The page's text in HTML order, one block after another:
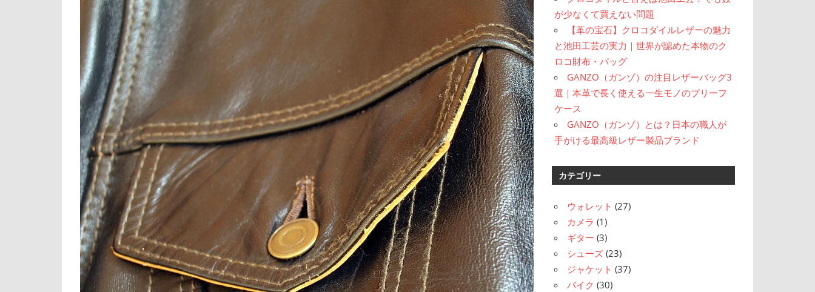
が少なくて買えない問題
【革の宝石】クロコダイルレザーの魅力
と池田工芸の実力｜世界が認めた本物のク
ロコ財布・バッグ
GANZO（ガンゾ）の注目レザーバッグ3
選｜本革で長く使える一生モノのブリーフ
ケース
GANZO（ガンゾ）とは？日本の職人が
手がける最高級レザー製品ブランド
カテゴリー
ウォレット (27)
カメラ (1)
ギター (3)
シューズ (23)
ジャケット (37)
バイク (30)